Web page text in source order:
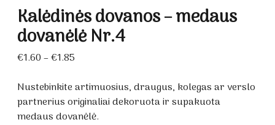
Kalėdinės dovanos – medaus
dovanėlė Nr.4
€1.60–€1.85
€1.60
through
€1.85
Nustebinkite artimuosius, draugus, kolegas ar verslo
partnerius originaliai dekoruota ir supakuota
medaus dovanėlė.